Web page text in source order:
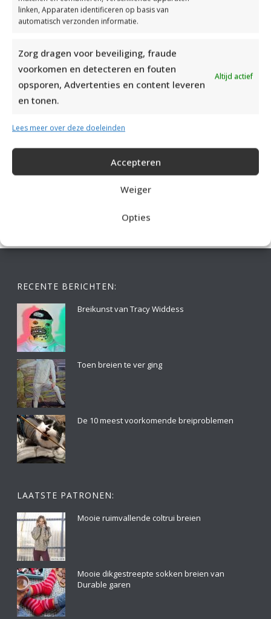
linken, Apparaten identificeren op basis van
automatisch verzonden informatie.
Zorg dragen voor beveiliging, fraude
voorkomen en detecteren en fouten
opsporen, Advertenties en content leveren
en tonen.
Altijd actief
Lees meer over deze doeleinden
Accepteren
Weiger
Opties
RECENTE BERICHTEN:
Breikunst van Tracy Widdess
Toen breien te ver ging
De 10 meest voorkomende breiproblemen
LAATSTE PATRONEN:
Mooie ruimvallende coltrui breien
Mooie dikgestreepte sokken breien van
Durable garen